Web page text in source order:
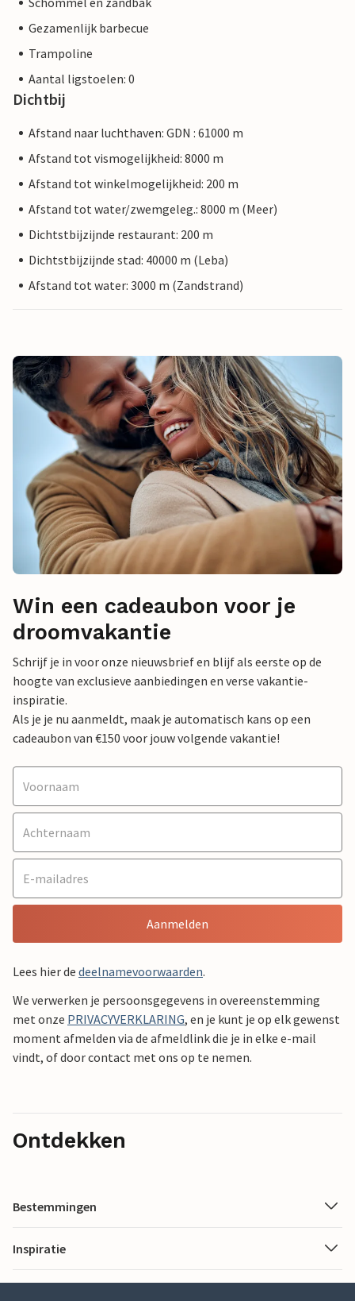
Gezamenlijk barbecue
Trampoline
Aantal ligstoelen: 0
Dichtbij
Afstand naar luchthaven: GDN : 61000 m
Afstand tot vismogelijkheid: 8000 m
Afstand tot winkelmogelijkheid: 200 m
Afstand tot water/zwemgeleg.: 8000 m (Meer)
Dichtstbijzijnde restaurant: 200 m
Dichtstbijzijnde stad: 40000 m (Leba)
Afstand tot water: 3000 m (Zandstrand)
Win een cadeaubon voor je
droomvakantie
Schrijf je in voor onze nieuwsbrief en blijf als eerste op de
hoogte van exclusieve aanbiedingen en verse vakantie-
inspiratie.
Als je je nu aanmeldt, maak je automatisch kans op een
cadeaubon van €150 voor jouw volgende vakantie!
Aanmelden
Lees hier de deelnamevoorwaarden.
We verwerken je persoonsgegevens in overeenstemming
met onze PRIVACYVERKLARING, en je kunt je op elk gewenst
moment afmelden via de afmeldlink die je in elke e-mail
vindt, of door contact met ons op te nemen.
Ontdekken
Bestemmingen
Inspiratie